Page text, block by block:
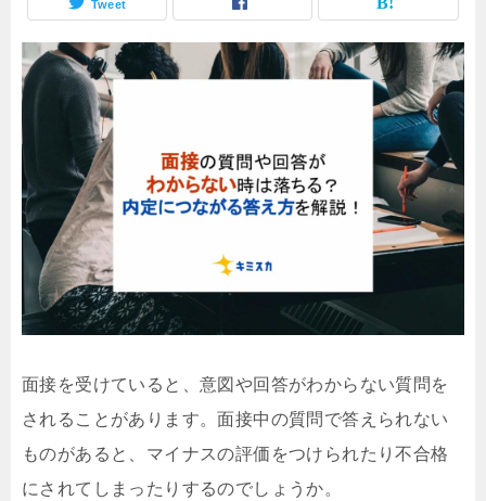
Tweet
面接を受けていると、意図や回答がわからない質問を
されることがあります。面接中の質問で答えられない
ものがあると、マイナスの評価をつけられたり不合格
にされてしまったりするのでしょうか。